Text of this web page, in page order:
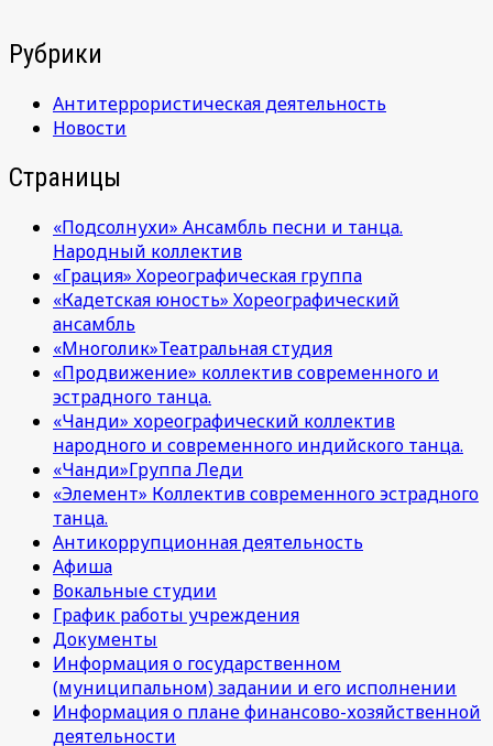
Рубрики
Антитеррористическая деятельность
Новости
Страницы
«Подсолнухи» Ансамбль песни и танца.
Народный коллектив
«Грация» Хореографическая группа
«Кадетская юность» Хореографический
ансамбль
«Многолик»Театральная студия
«Продвижение» коллектив современного и
эстрадного танца.
«Чанди» хореографический коллектив
народного и современного индийского танца.
«Чанди»Группа Леди
«Элемент» Коллектив современного эстрадного
танца.
Антикоррупционная деятельность
Афиша
Вокальные студии
График работы учреждения
Документы
Информация о государственном
(муниципальном) задании и его исполнении
Информация о плане финансово-хозяйственной
деятельности